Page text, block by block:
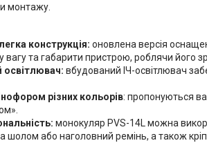
монтажу.
конструкція: оновлена версія
вагу та габарити пристрою, роблячи його
освітлювач: вбудований ІЧ-освітлювач
різних кольорів: пропонуються
монокуляр PVS-14L можна
шолом або наголовний ремінь, а також